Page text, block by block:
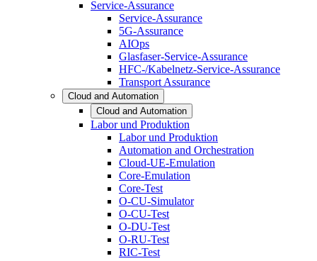
Service-Assurance
Service-Assurance
5G-Assurance
AIOps
Glasfaser-Service-Assurance
HFC-/Kabelnetz-Service-Assurance
Transport Assurance
Cloud and Automation
Cloud and Automation
Labor und Produktion
Labor und Produktion
Automation and Orchestration
Cloud-UE-Emulation
Core-Emulation
Core-Test
O-CU-Simulator
O-CU-Test
O-DU-Test
O-RU-Test
RIC-Test